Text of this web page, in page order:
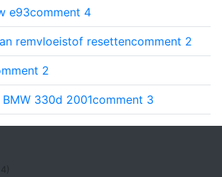
e93comment 4
remvloeistof resettencomment 2
2
330d 2001comment 3